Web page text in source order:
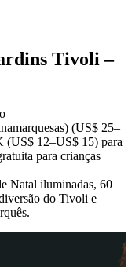
Tivoli –
(US$ 25–
(US$ 12–US$ 15) para
para crianças
Natal iluminadas, 60
do Tivoli e